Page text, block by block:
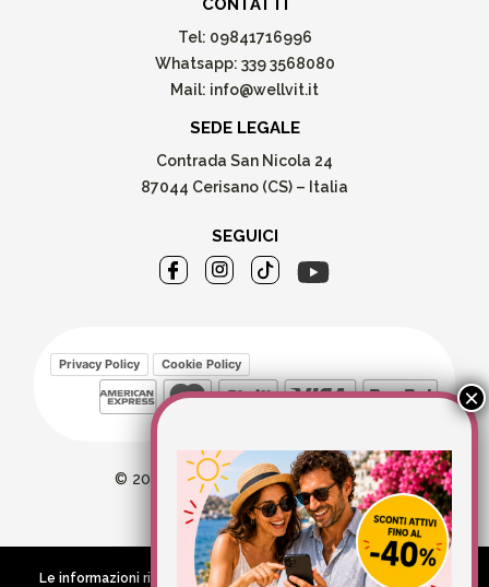
CONTATTI
Tel: 09841716996
Whatsapp: 339 3568080
Mail: info@wellvit.it
SEDE LEGALE
Contrada San Nicola 24
87044 Cerisano (CS) – Italia
SEGUICI
Privacy Policy Cookie Policy
© 2026 Wellvit All Rights Reserved
Credits:Aries comunica
Le informazioni riportate nel Sito hanno esclusivamente scopo